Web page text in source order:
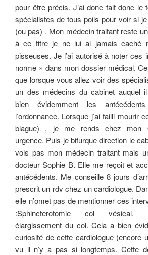
pour être précis. J’ai donc fait donc le
spécialistes de tous poils pour voir si
(ou pas) . Mon médecin traitant reste
à ce titre je ne lui ai jamais caché
pisseuses. Je l’ai autorisé à noter ces
norme » dans mon dossier médical.
que lorsque vous allez voir des
un des médecins du cabinet auquel
bien évidemment les
l’ordonnance. Lorsque j’ai failli mourir
blague) , je me rends chez mon
urgence. Puis je bifurque direction le
vois pas mon médecin traitant mais
docteur Sophie B. Elle me reçoit et
antécédents. Me conseille 8 jours
prescrit un rdv chez un cardiologue.
elle n’omet pas de mentionner ces
:Sphincterotomie col vésical,
élargissement du col. Cela a bien
curiosité de cette cardiologue (encore
vu il n’y a pas si longtemps. Cette